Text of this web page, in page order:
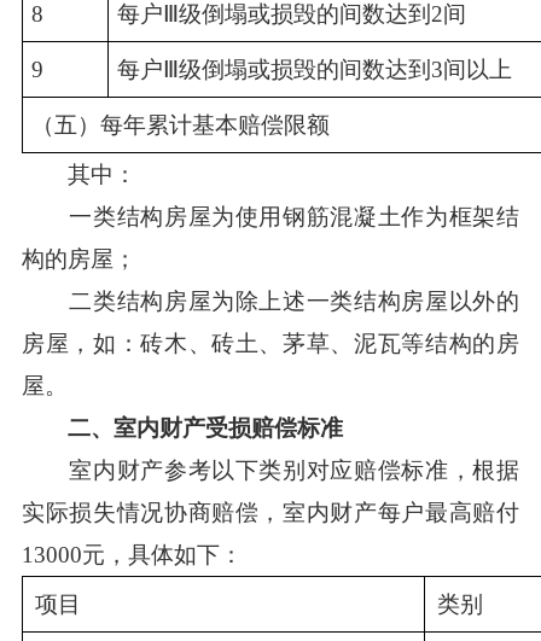
8 每户Ⅲ级倒塌或损毁的间数达到2间
9 每户Ⅲ级倒塌或损毁的间数达到3间以上
（五）每年累计基本赔偿限额
其中：
一类结构房屋为使用钢筋混凝土作为框架结
构的房屋；
二类结构房屋为除上述一类结构房屋以外的
房屋，如：砖木、砖土、茅草、泥瓦等结构的房
屋。
二、室内财产受损赔偿标准
室内财产参考以下类别对应赔偿标准，根据
实际损失情况协商赔偿，室内财产每户最高赔付
13000元，具体如下：
项目
类别